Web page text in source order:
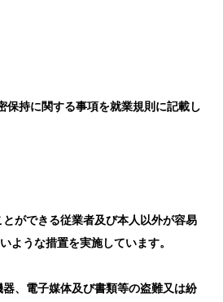
保持に関する事項を就業規則に記載し
とができる従業者及び本人以外が容易
ような措置を実施しています。
器、電子媒体及び書類等の盗難又は紛